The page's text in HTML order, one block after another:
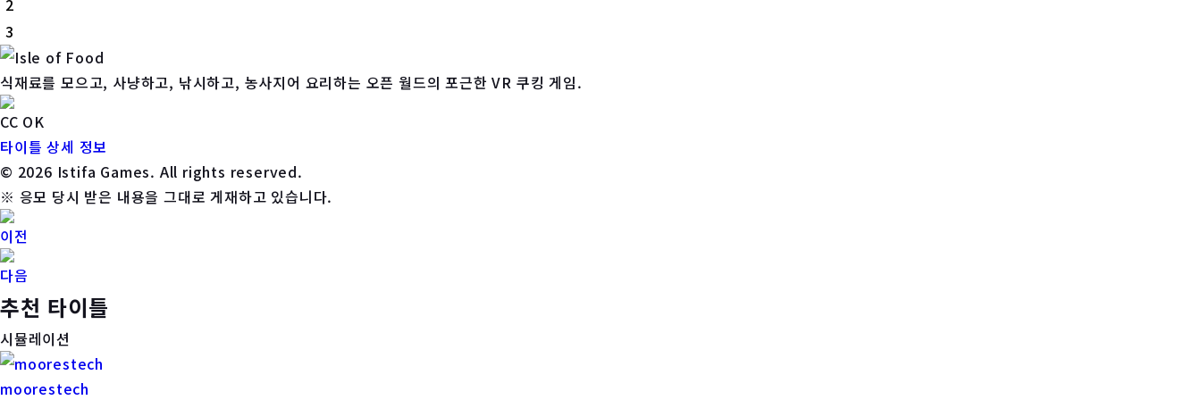
2
3
식재료를 모으고, 사냥하고, 낚시하고, 농사지어 요리하는 오픈 월드의 포근한 VR 쿠킹 게임.
CC OK
타이틀 상세 정보
© 2026 Istifa Games. All rights reserved.
※ 응모 당시 받은 내용을 그대로 게재하고 있습니다.
이전
다음
추천 타이틀
시뮬레이션
moorestech